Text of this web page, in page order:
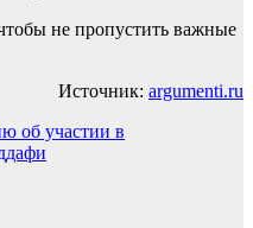
не пропустить важные
Источник: argumenti.ru
об участии в